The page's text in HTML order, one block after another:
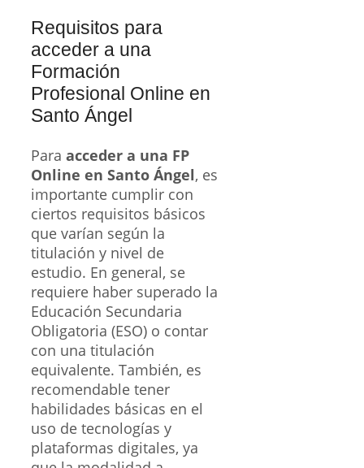
Requisitos para
acceder a una
Formación
Profesional Online en
Santo Ángel
Para acceder a una FP
Online en Santo Ángel, es
importante cumplir con
ciertos requisitos básicos
que varían según la
titulación y nivel de
estudio. En general, se
requiere haber superado la
Educación Secundaria
Obligatoria (ESO) o contar
con una titulación
equivalente. También, es
recomendable tener
habilidades básicas en el
uso de tecnologías y
plataformas digitales, ya